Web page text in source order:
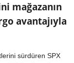
mağazanın
avantajıyla
sürdüren SPX